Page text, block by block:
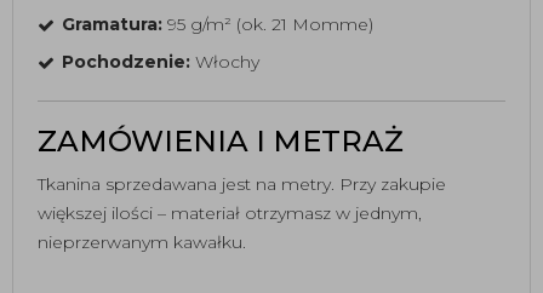
Gramatura: 95 g/m² (ok. 21 Momme)
Pochodzenie: Włochy
ZAMÓWIENIA I METRAŻ
Tkanina sprzedawana jest na metry. Przy zakupie
większej ilości – materiał otrzymasz w jednym,
nieprzerwanym kawałku.